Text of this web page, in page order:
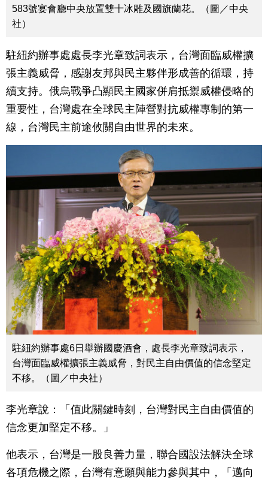
583號宴會廳中央放置雙十冰雕及國旗蘭花。（圖／中央
社）
駐紐約辦事處處長李光章致詞表示，台灣面臨威權擴
張主義威脅，感謝友邦與民主夥伴形成善的循環，持
續支持。俄烏戰爭凸顯民主國家併肩抵禦威權侵略的
重要性，台灣處在全球民主陣營對抗威權專制的第一
線，台灣民主前途攸關自由世界的未來。
駐紐約辦事處6日舉辦國慶酒會，處長李光章致詞表示，
台灣面臨威權擴張主義威脅，對民主自由價值的信念堅定
不移。（圖／中央社）
李光章說：「值此關鍵時刻，台灣對民主自由價值的
信念更加堅定不移。」
他表示，台灣是一股良善力量，聯合國設法解決全球
各項危機之際，台灣有意願與能力參與其中，「邁向